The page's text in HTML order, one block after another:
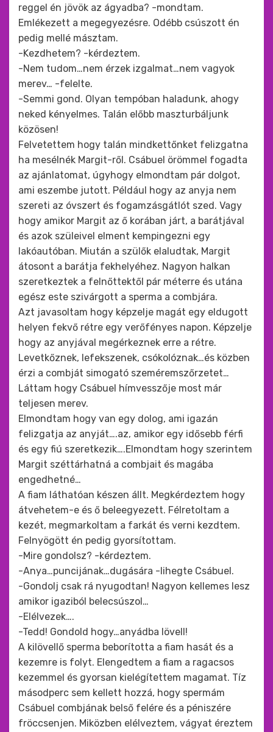
reggel én jövök az ágyadba? -mondtam.
Emlékezett a megegyezésre. Odébb csúszott én
pedig mellé másztam.
-Kezdhetem? -kérdeztem.
-Nem tudom…nem érzek izgalmat…nem vagyok
merev… -felelte.
-Semmi gond. Olyan tempóban haladunk, ahogy
neked kényelmes. Talán előbb maszturbáljunk
közösen!
Felvetettem hogy talán mindkettőnket felizgatna
ha mesélnék Margit-ről. Csábuel örömmel fogadta
az ajánlatomat, úgyhogy elmondtam pár dolgot,
ami eszembe jutott. Például hogy az anyja nem
szereti az óvszert és fogamzásgátlót szed. Vagy
hogy amikor Margit az ő korában járt, a barátjával
és azok szüleivel elment kempingezni egy
lakóautóban. Miután a szülők elaludtak, Margit
átosont a barátja fekhelyéhez. Nagyon halkan
szeretkeztek a felnőttektől pár méterre és utána
egész este szivárgott a sperma a combjára.
Azt javasoltam hogy képzelje magát egy eldugott
helyen fekvő rétre egy verőfényes napon. Képzelje
hogy az anyjával megérkeznek erre a rétre.
Levetkőznek, lefekszenek, csókolóznak…és közben
érzi a combját simogató szeméremszőrzetet…
Láttam hogy Csábuel hímvesszője most már
teljesen merev.
Elmondtam hogy van egy dolog, ami igazán
felizgatja az anyját….az, amikor egy idősebb férfi
és egy fiú szeretkezik….Elmondtam hogy szerintem
Margit széttárhatná a combjait és magába
engedhetné…
A fiam láthatóan készen állt. Megkérdeztem hogy
átvehetem-e és ő beleegyezett. Félretoltam a
kezét, megmarkoltam a farkát és verni kezdtem.
Felnyögött én pedig gyorsítottam.
-Mire gondolsz? -kérdeztem.
-Anya…puncijának…dugására -lihegte Csábuel.
-Gondolj csak rá nyugodtan! Nagyon kellemes lesz
amikor igaziból belecsúszol…
-Elélvezek….
-Tedd! Gondold hogy…anyádba lövell!
A kilövellő sperma beborította a fiam hasát és a
kezemre is folyt. Elengedtem a fiam a ragacsos
kezemmel és gyorsan kielégítettem magamat. Tíz
másodperc sem kellett hozzá, hogy spermám
Csábuel combjának belső felére és a péniszére
fröccsenjen. Miközben elélveztem, vágyat éreztem